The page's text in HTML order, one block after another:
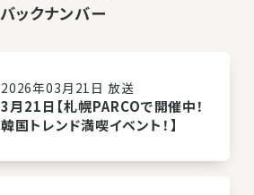
バックナンバー
2026年03月21日 放送
3月21日【札幌PARCOで開催中！
韓国トレンド満喫イベント！】